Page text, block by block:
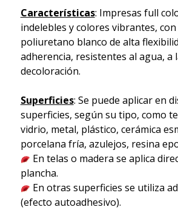
Características: Impresas full
indelebles y colores vibrantes, con
poliuretano blanco de alta
adherencia, resistentes al agua, a
decoloración.
Superficies: Se puede aplicar en
superficies, según su tipo, como
vidrio, metal, plástico, cerámica
porcelana fría, azulejos, resina
En telas o madera se aplica
plancha.
En otras superficies se utiliza
(efecto autoadhesivo).